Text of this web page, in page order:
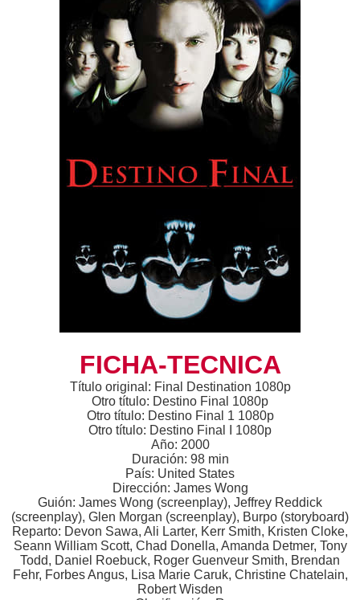
FICHA-TECNICA
Título original: Final Destination 1080p
Otro título: Destino Final 1080p
Otro título: Destino Final 1 1080p
Otro título: Destino Final I 1080p
Año: 2000
Duración: 98 min
País: United States
Dirección: James Wong
Guión: James Wong (screenplay), Jeffrey Reddick
(screenplay), Glen Morgan (screenplay), Burpo (storyboard)
Reparto: Devon Sawa, Ali Larter, Kerr Smith, Kristen Cloke,
Seann William Scott, Chad Donella, Amanda Detmer, Tony
Todd, Daniel Roebuck, Roger Guenveur Smith, Brendan
Fehr, Forbes Angus, Lisa Marie Caruk, Christine Chatelain,
Robert Wisden